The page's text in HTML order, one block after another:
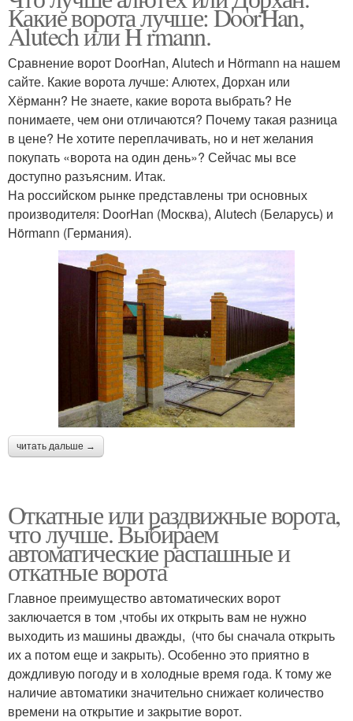
Какие ворота лучше: DoorHan,
Alutech или H rmann.
Сравнение ворот DoorHan, Alutech и Hörmann на нашем
сайте. Какие ворота лучше: Алютех, Дорхан или
Хёрманн? Не знаете, какие ворота выбрать? Не
понимаете, чем они отличаются? Почему такая разница
в цене? Не хотите переплачивать, но и нет желания
покупать «ворота на один день»? Сейчас мы все
доступно разъясним. Итак.
На российском рынке представлены три основных
производителя: DoorHan (Москва), Alutech (Беларусь) и
Hörmann (Германия).
читать дальше →
Откатные или раздвижные ворота,
что лучше. Выбираем
автоматические распашные и
откатные ворота
Главное преимущество автоматических ворот
заключается в том ,чтобы их открыть вам не нужно
выходить из машины дважды, (что бы сначала открыть
их а потом еще и закрыть). Особенно это приятно в
дождливую погоду и в холодные время года. К тому же
наличие автоматики значительно снижает количество
времени на открытие и закрытие ворот.